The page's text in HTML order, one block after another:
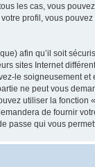
les cas, vous
profil, vous
afin qu’il soit
sites Internet
le soigneusement
ne peut vous
utiliser la fonction
de fournir
passe qui vous